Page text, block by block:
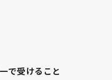
で受けること